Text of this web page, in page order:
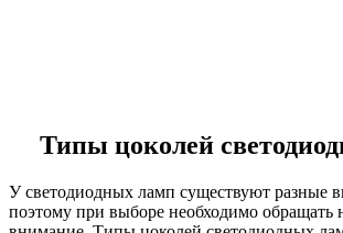
Типы цоколей
У светодиодных ламп существуют разные
поэтому при выборе необходимо обращать